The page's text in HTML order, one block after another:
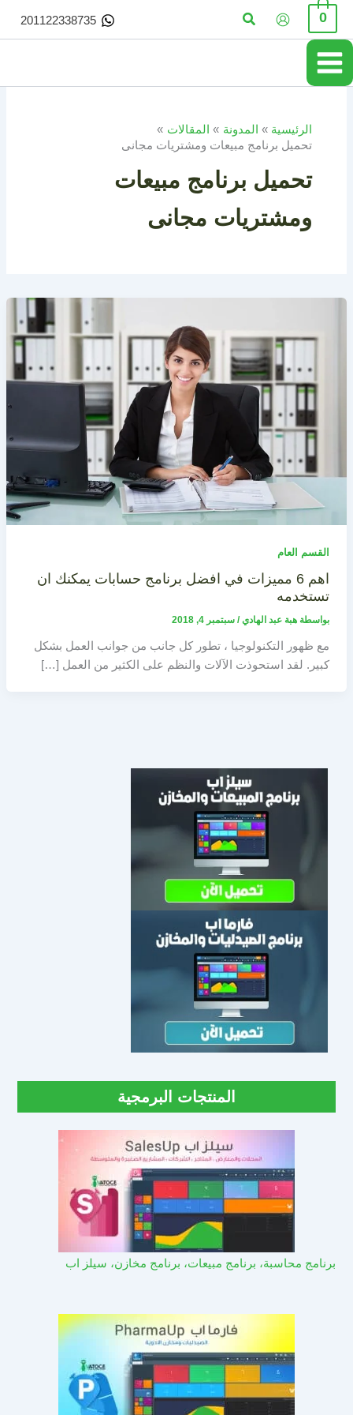
تخطي
المحتوى
0 البحث 201122338735
الرئيسية المدونة
المقالات
تحميل برنامج مبيعات ومشتريات مجانى
تحميل برنامج مبيعات
ومشتريات مجانى
القسم العام
اهم 6 مميزات في افضل برنامج حسابات يمكنك ان
تستخدمه
بواسطة هبة عبد الهادي/ سبتمبر 4, 2018
مع ظهور التكنولوجيا ، تطور كل جانب من جوانب العمل بشكل
كبير. لقد استحوذت الآلات والنظم على الكثير من العمل […]
المنتجات البرمجية
برنامج محاسبة، برنامج مبيعات، برنامج مخازن، سيلز اب